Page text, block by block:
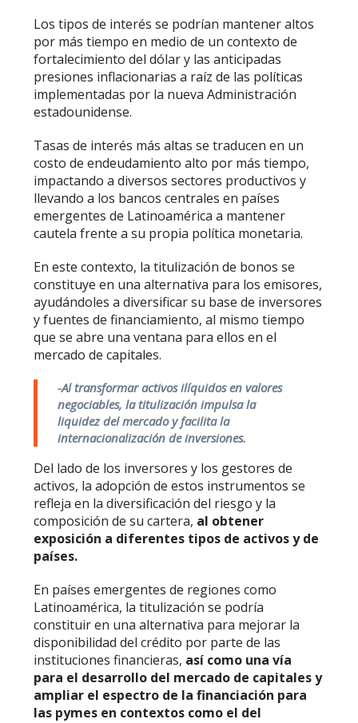
Los tipos de interés se podrían mantener altos
por más tiempo en medio de un contexto de
fortalecimiento del dólar y las anticipadas
presiones inflacionarias a raíz de las políticas
implementadas por la nueva Administración
estadounidense.
Tasas de interés más altas se traducen en un
costo de endeudamiento alto por más tiempo,
impactando a diversos sectores productivos y
llevando a los bancos centrales en países
emergentes de Latinoamérica a mantener
cautela frente a su propia política monetaria.
En este contexto, la titulización de bonos se
constituye en una alternativa para los emisores,
ayudándoles a diversificar su base de inversores
y fuentes de financiamiento, al mismo tiempo
que se abre una ventana para ellos en el
mercado de capitales.
-Al transformar activos ilíquidos en valores
negociables, la titulización impulsa la
liquidez del mercado y facilita la
internacionalización de inversiones.
Del lado de los inversores y los gestores de
activos, la adopción de estos instrumentos se
refleja en la diversificación del riesgo y la
composición de su cartera, al obtener
exposición a diferentes tipos de activos y de
países.
En países emergentes de regiones como
Latinoamérica, la titulización se podría
constituir en una alternativa para mejorar la
disponibilidad del crédito por parte de las
instituciones financieras, así como una vía
para el desarrollo del mercado de capitales y
ampliar el espectro de la financiación para
las pymes en contextos como el del